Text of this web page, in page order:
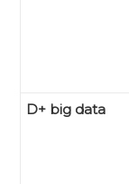
D+ big data